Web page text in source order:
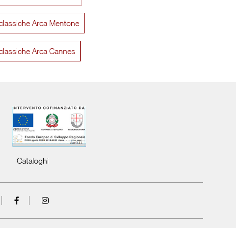
Mida 06
Arca Mentone
Arca Cannes
Cataloghi